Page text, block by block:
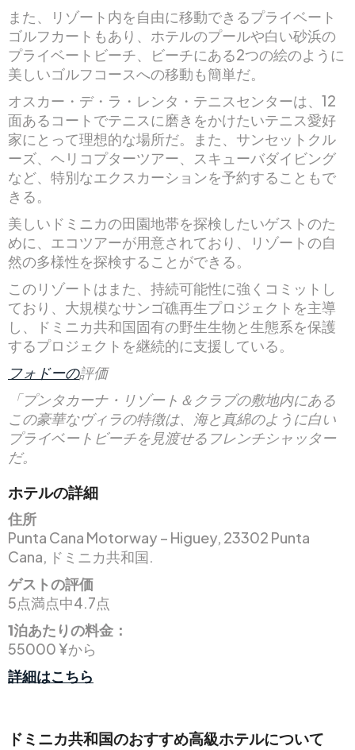
また、リゾート内を自由に移動できるプライベート
ゴルフカートもあり、ホテルのプールや白い砂浜の
プライベートビーチ、ビーチにある2つの絵のように
美しいゴルフコースへの移動も簡単だ。
オスカー・デ・ラ・レンタ・テニスセンターは、12
面あるコートでテニスに磨きをかけたいテニス愛好
家にとって理想的な場所だ。また、サンセットクル
ーズ、ヘリコプターツアー、スキューバダイビング
など、特別なエクスカーションを予約することもで
きる。
美しいドミニカの田園地帯を探検したいゲストのた
めに、エコツアーが用意されており、リゾートの自
然の多様性を探検することができる。
このリゾートはまた、持続可能性に強くコミットし
ており、大規模なサンゴ礁再生プロジェクトを主導
し、ドミニカ共和国固有の野生生物と生態系を保護
するプロジェクトを継続的に支援している。
フォドーの評価
「プンタカーナ・リゾート＆クラブの敷地内にある
この豪華なヴィラの特徴は、海と真綿のように白い
プライベートビーチを見渡せるフレンチシャッター
だ。
ホテルの詳細
住所
Punta Cana Motorway – Higuey, 23302 Punta
Cana, ドミニカ共和国.
ゲストの評価
5点満点中4.7点
1泊あたりの料金：
55000 ¥から
詳細はこちら
ドミニカ共和国のおすすめ高級ホテルについて